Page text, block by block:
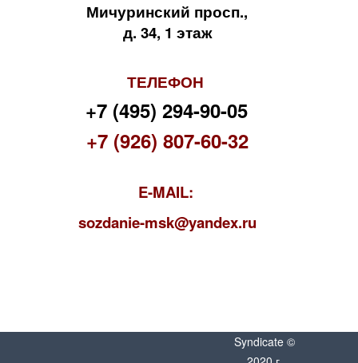
Мичуринский просп.,
д. 34, 1 этаж
ТЕЛЕФОН
+7 (495) 294-90-05
+7 (926) 807-60-32
E-MAIL:
sozdanie-msk@yandex.ru
Syndicate ©